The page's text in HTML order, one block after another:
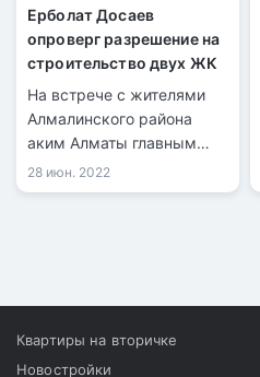
Ерболат Досаев
опроверг разрешение на
строительство двух ЖК
На встрече с жителями
Алмалинского района
аким Алматы главным
образом обсуждал
проблему точечной
28 июн. 2022
Квартиры на вторичке
Новостройки